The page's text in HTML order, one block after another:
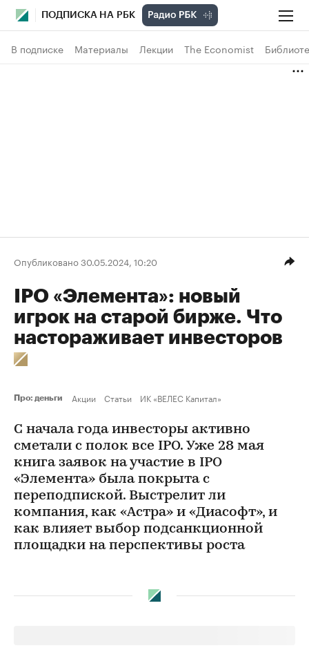
ПОДПИСКА НА РБК
В подписке Материалы Лекции The Economist
Опубликовано 30.05.2024, 10:20
IPO «Элемента»: новый
игрок на старой бирже. Что
настораживает инвесторов
Про: деньги Акции Статьи ИК «ВЕЛЕС Капитал»
С начала года инвесторы активно
сметали с полок все IPO. Уже 28 мая
книга заявок на участие в IPO
«Элемента» была покрыта с
переподпиской. Выстрелит ли
компания, как «Астра» и «Диасофт», и
как влияет выбор подсанкционной
площадки на перспективы роста